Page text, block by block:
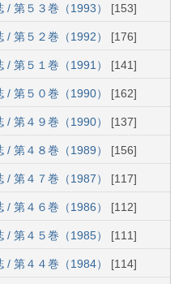
/ 第５３巻（1993） [153]
/ 第５２巻（1992） [176]
/ 第５１巻（1991） [141]
/ 第５０巻（1990） [162]
/ 第４９巻（1990） [137]
/ 第４８巻（1989） [156]
/ 第４７巻（1987） [117]
/ 第４６巻（1986） [112]
/ 第４５巻（1985） [111]
/ 第４４巻（1984） [114]